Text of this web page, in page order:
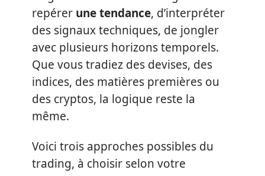
repérer une tendance, d’interpréter
des signaux techniques, de jongler
avec plusieurs horizons temporels.
Que vous tradiez des devises, des
indices, des matières premières ou
des cryptos, la logique reste la
même.
Voici trois approches possibles du
trading, à choisir selon votre